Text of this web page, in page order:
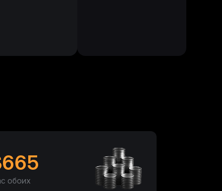
заработал(а)29.80 USDT
39.35 USDTкомиссионных.
заработал(а) 40.75 USDTкомиссионных.
665
обоих